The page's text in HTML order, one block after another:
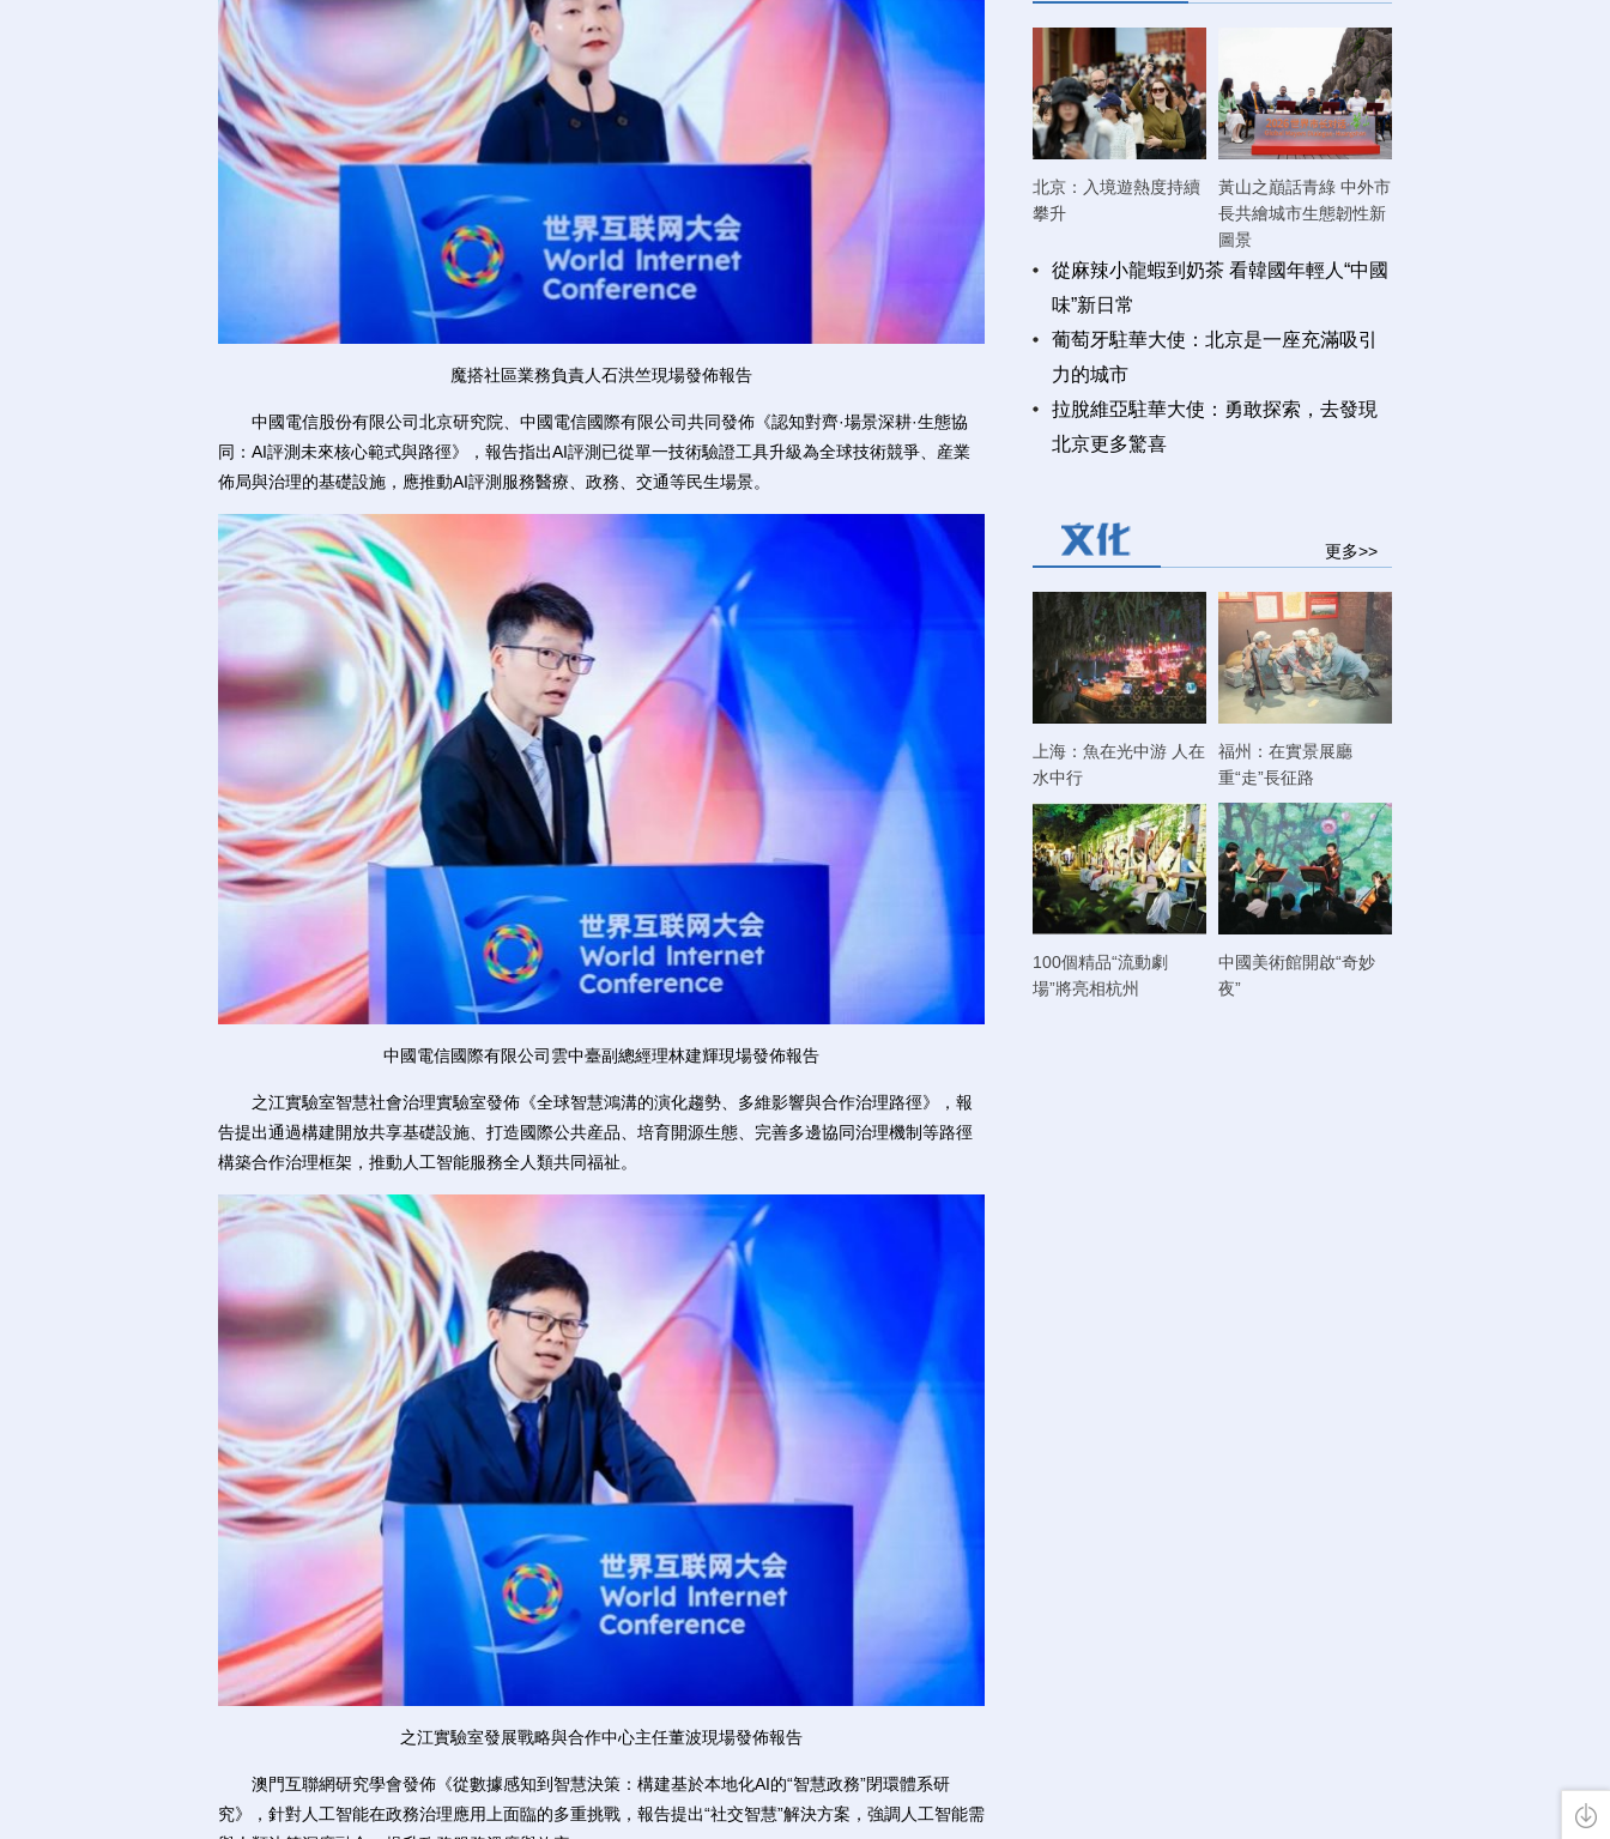
魔搭社區業務負責人石洪竺現場發佈報告
中國電信股份有限公司北京研究院、中國電信國際有限公司共同發佈《認知對齊·場景深耕·生態協
同：AI評測未來核心範式與路徑》，報告指出AI評測已從單一技術驗證工具升級為全球技術競爭、産業
佈局與治理的基礎設施，應推動AI評測服務醫療、政務、交通等民生場景。
中國電信國際有限公司雲中臺副總經理林建輝現場發佈報告
之江實驗室智慧社會治理實驗室發佈《全球智慧鴻溝的演化趨勢、多維影響與合作治理路徑》，報
告提出通過構建開放共享基礎設施、打造國際公共産品、培育開源生態、完善多邊協同治理機制等路徑
構築合作治理框架，推動人工智能服務全人類共同福祉。
之江實驗室發展戰略與合作中心主任董波現場發佈報告
澳門互聯網研究學會發佈《從數據感知到智慧決策：構建基於本地化AI的“智慧政務”閉環體系研
究》，針對人工智能在政務治理應用上面臨的多重挑戰，報告提出“社交智慧”解決方案，強調人工智能需
北京：入境遊熱度持續
攀升
黃山之巔話青綠 中外市
長共繪城市生態韌性新
圖景
從麻辣小龍蝦到奶茶 看韓國年輕人“中國
味”新日常
葡萄牙駐華大使：北京是一座充滿吸引
力的城市
拉脫維亞駐華大使：勇敢探索，去發現
北京更多驚喜
更多>>
上海：魚在光中游 人在
水中行
福州：在實景展廳
重“走”長征路
100個精品“流動劇
場”將亮相杭州
中國美術館開啟“奇妙
夜”